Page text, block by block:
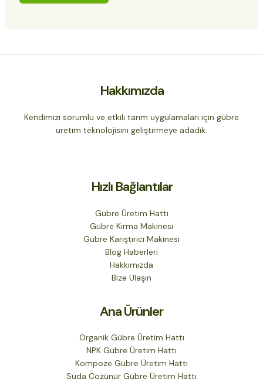
Hakkımızda
Kendimizi sorumlu ve etkili tarım uygulamaları için gübre
üretim teknolojisini geliştirmeye adadık.
Hızlı Bağlantılar
Gübre Üretim Hattı
Gübre Kırma Makinesi
Gübre Karıştırıcı Makinesi
Blog Haberleri
Hakkımızda
Bize Ulaşın
Ana Ürünler
Organik Gübre Üretim Hattı
NPK Gübre Üretim Hattı
Kompoze Gübre Üretim Hattı
Suda Çözünür Gübre Üretim Hattı